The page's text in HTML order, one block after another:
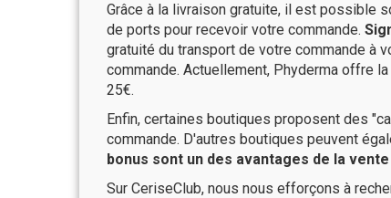
Grâce à la livraison gratuite, il est possible
de ports pour recevoir votre commande.
gratuité du transport de votre commande à
commande. Actuellement, Phyderma offre
25€.
Enfin, certaines boutiques proposent des
commande. D'autres boutiques peuvent
bonus sont un des avantages de la
Sur CeriseClub, nous nous efforçons à